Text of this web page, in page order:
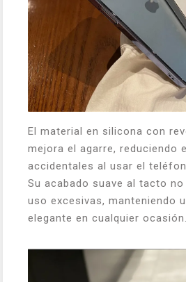
El material en silicona con
mejora el agarre, reduciendo
accidentales al usar el
Su acabado suave al tacto
uso excesivas, manteniendo
elegante en cualquier ocasión.